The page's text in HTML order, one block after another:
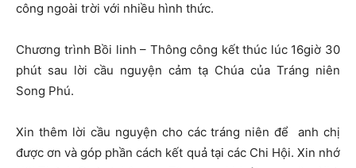
công ngoài trời với nhiều hình thức.
Chương trình Bồi linh – Thông công kết thúc lúc 16giờ 30
phút sau lời cầu nguyện cảm tạ Chúa của Tráng niên
Song Phú.
Xin thêm lời cầu nguyện cho các tráng niên để anh chị
được ơn và góp phần cách kết quả tại các Chi Hội. Xin nhớ